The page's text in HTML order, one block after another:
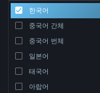
지원
언어 변경
Steam 모바일 앱 다운로드
PC 웹사이트 보기
한국어
중국어 간체
중국어 번체
일본어
태국어
아랍어
정렬 기준 연관성